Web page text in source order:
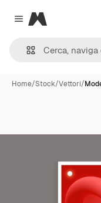
Close menu
Magnific
Home/Stock/Vettori/